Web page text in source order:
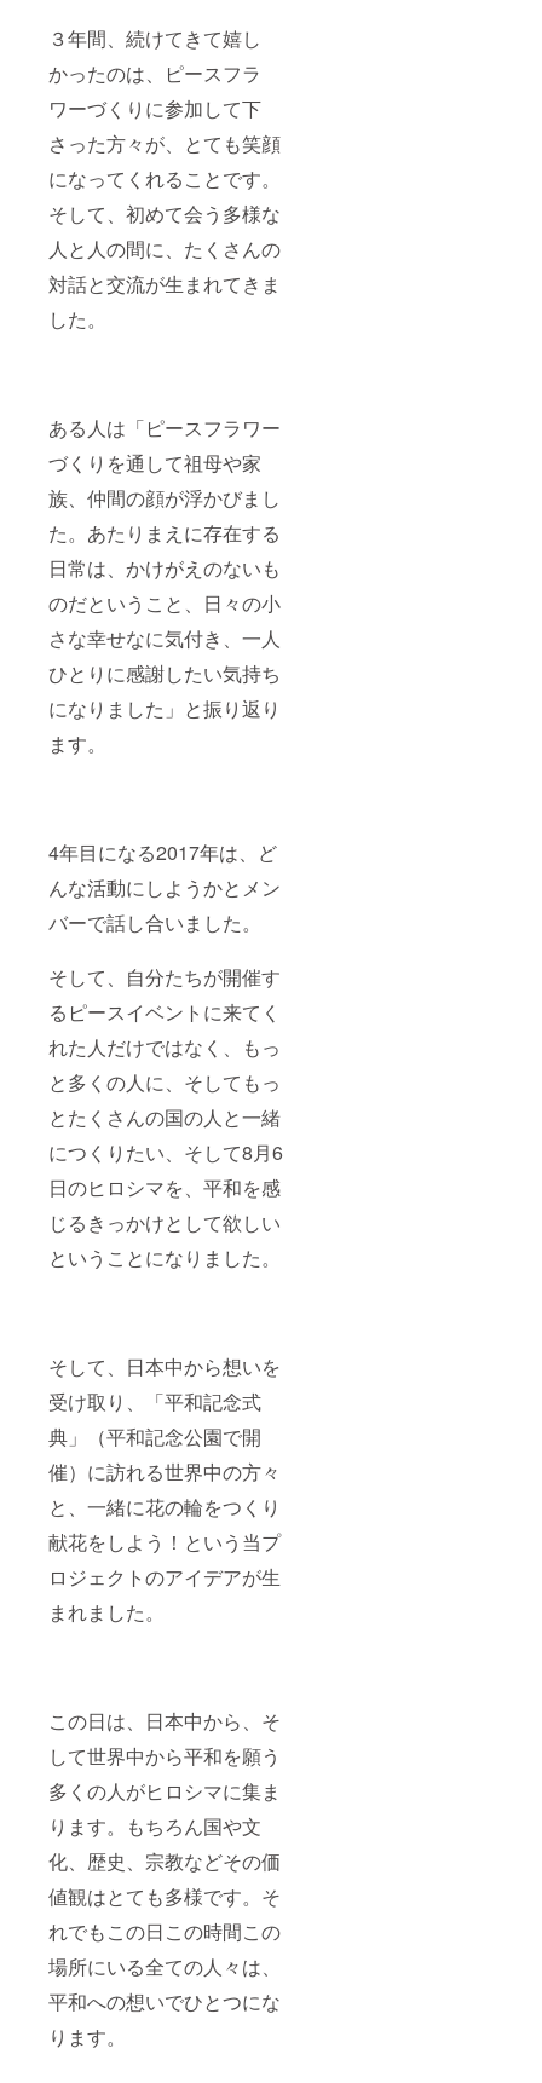
３年間、続けてきて嬉し
かったのは、ピースフラ
ワーづくりに参加して下
さった方々が、とても笑顔
になってくれることです。
そして、初めて会う多様な
人と人の間に、たくさんの
対話と交流が生まれてきま
した。
ある人は「ピースフラワー
づくりを通して祖母や家
族、仲間の顔が浮かびまし
た。あたりまえに存在する
日常は、かけがえのないも
のだということ、日々の小
さな幸せなに気付き、一人
ひとりに感謝したい気持ち
になりました」と振り返り
ます。
4年目になる2017年は、ど
んな活動にしようかとメン
バーで話し合いました。
そして、自分たちが開催す
るピースイベントに来てく
れた人だけではなく、もっ
と多くの人に、そしてもっ
とたくさんの国の人と一緒
につくりたい、そして8月6
日のヒロシマを、平和を感
じるきっかけとして欲しい
ということになりました。
そして、日本中から想いを
受け取り、「平和記念式
典」（平和記念公園で開
催）に訪れる世界中の方々
と、一緒に花の輪をつくり
献花をしよう！という当プ
ロジェクトのアイデアが生
まれました。
この日は、日本中から、そ
して世界中から平和を願う
多くの人がヒロシマに集ま
ります。もちろん国や文
化、歴史、宗教などその価
値観はとても多様です。そ
れでもこの日この時間この
場所にいる全ての人々は、
平和への想いでひとつにな
ります。